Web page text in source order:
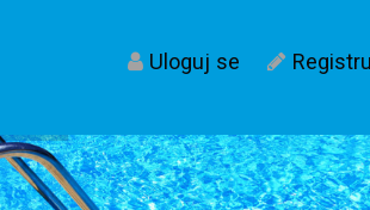
Uloguj se